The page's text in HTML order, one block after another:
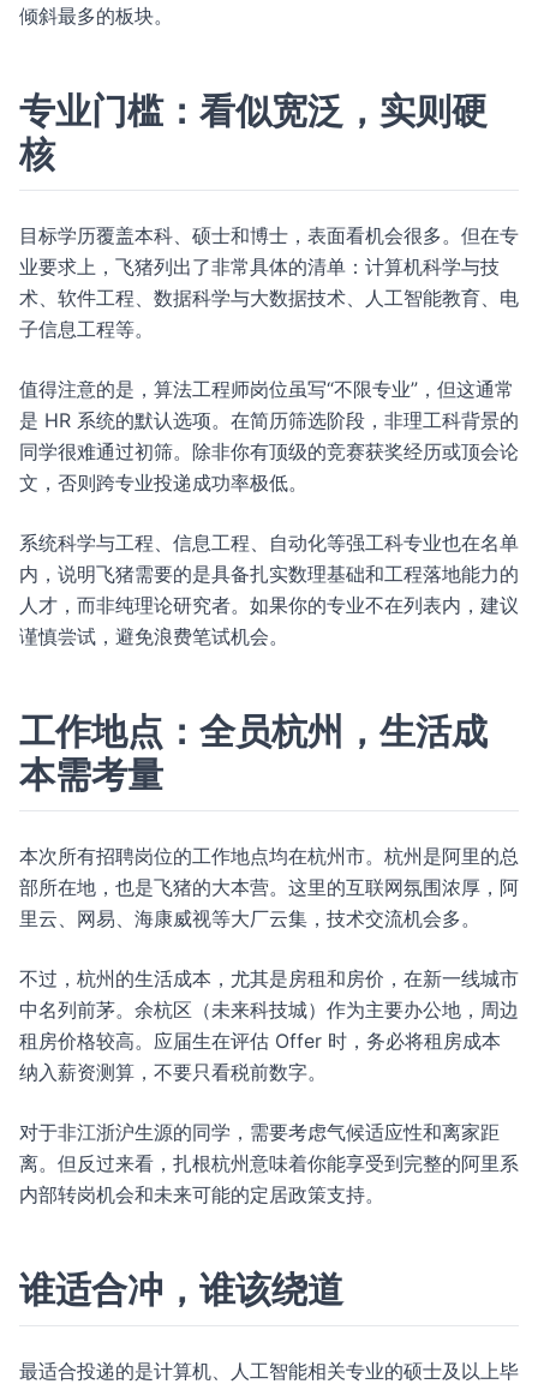
倾斜最多的板块。
专业门槛：看似宽泛，实则硬
核
目标学历覆盖本科、硕士和博士，表面看机会很多。但在专
业要求上，飞猪列出了非常具体的清单：计算机科学与技
术、软件工程、数据科学与大数据技术、人工智能教育、电
子信息工程等。
值得注意的是，算法工程师岗位虽写“不限专业”，但这通常
是 HR 系统的默认选项。在简历筛选阶段，非理工科背景的
同学很难通过初筛。除非你有顶级的竞赛获奖经历或顶会论
文，否则跨专业投递成功率极低。
系统科学与工程、信息工程、自动化等强工科专业也在名单
内，说明飞猪需要的是具备扎实数理基础和工程落地能力的
人才，而非纯理论研究者。如果你的专业不在列表内，建议
谨慎尝试，避免浪费笔试机会。
工作地点：全员杭州，生活成
本需考量
本次所有招聘岗位的工作地点均在杭州市。杭州是阿里的总
部所在地，也是飞猪的大本营。这里的互联网氛围浓厚，阿
里云、网易、海康威视等大厂云集，技术交流机会多。
不过，杭州的生活成本，尤其是房租和房价，在新一线城市
中名列前茅。余杭区（未来科技城）作为主要办公地，周边
租房价格较高。应届生在评估 Offer 时，务必将租房成本
纳入薪资测算，不要只看税前数字。
对于非江浙沪生源的同学，需要考虑气候适应性和离家距
离。但反过来看，扎根杭州意味着你能享受到完整的阿里系
内部转岗机会和未来可能的定居政策支持。
谁适合冲，谁该绕道
最适合投递的是计算机、人工智能相关专业的硕士及以上毕